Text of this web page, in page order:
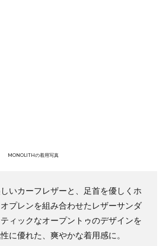
MONOLITHの着用写真
いカーフレザーと、足首を優しくホ
プレンを組み合わせたレザーサンダ
ィックなオープントゥのデザインを
に優れた、爽やかな着用感に。